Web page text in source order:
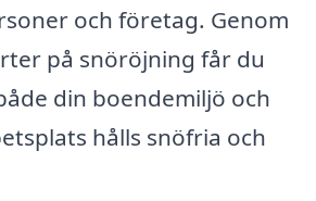
och företag. Genom
på snöröjning får du
din boendemiljö och
hålls snöfria och